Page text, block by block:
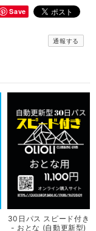
Save
通報する
30日パス スピード付き
- おとな (自動更新型)